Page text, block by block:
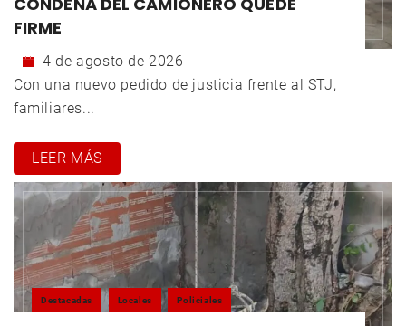
FIRME
4 de agosto de 2026
Con una nuevo pedido de justicia frente al STJ,
familiares...
LEER MÁS
Destacadas Locales Policiales